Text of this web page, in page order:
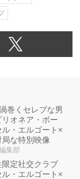
巻くセレブな男
オネア・ボー
・エルゴート×
な特別映像
集部
定社交クラブ
・エルゴート×